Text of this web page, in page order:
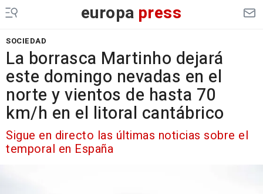
europa press
SOCIEDAD
La borrasca Martinho dejará
este domingo nevadas en el
norte y vientos de hasta 70
km/h en el litoral cantábrico
Sigue en directo las últimas noticias sobre el
temporal en España